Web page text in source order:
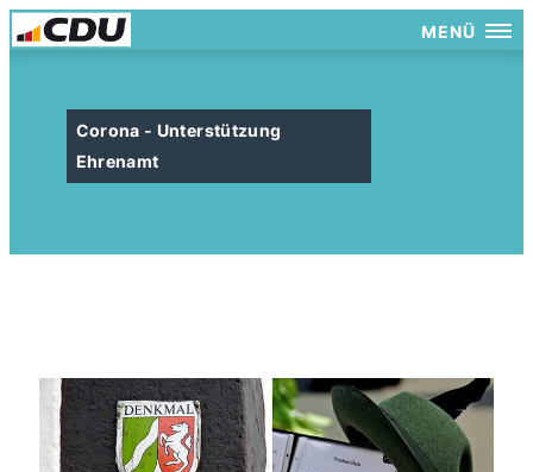
MENÜ
Corona - Unterstützung
Ehrenamt